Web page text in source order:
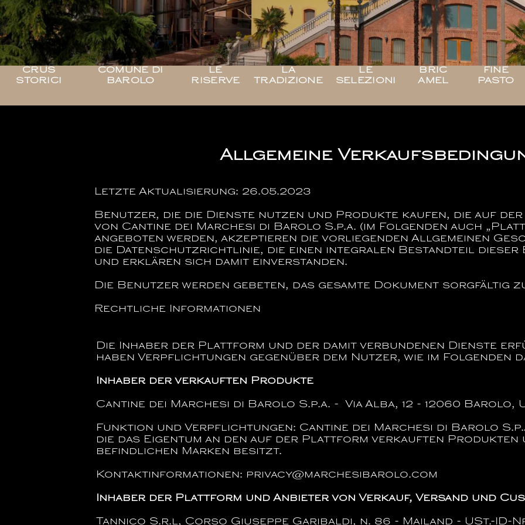
CRUS
STORICI
COMUNE DI
BAROLO
LE
RISERVE
LA
TRADIZIONE
LE
SELEZIONI
BRIC
AMEL
FINE
PASTO
Allgemeine
Letzte Aktualisierung: 26.05.2023
Benutzer, die die Dienste nutzen und Produkte kaufen, die auf
von Cantine dei Marchesi di Barolo S.p.a. (im Folgenden auch
angeboten werden, akzeptieren die vorliegenden Allgemeinen
die Datenschutzrichtlinie, die einen integralen Bestandteil
und erklären sich damit einverstanden.
Die Benutzer werden gebeten, das gesamte Dokument sorgfältig
Rechtliche Informationen
Die Inhaber der Plattform und der damit verbundenen Dienste
haben Verpflichtungen gegenüber dem Nutzer, wie im Folgenden
Inhaber der verkauften Produkte
Cantine dei Marchesi di Barolo S.p.a. - Via Alba, 12 - 12060 Barolo,
Funktion und Verpflichtungen: Cantine dei Marchesi di Barolo
die das Eigentum an den auf der Plattform verkauften Produkten
befindlichen Marken besitzt.
Kontaktinformationen: privacy@marchesibarolo.com
Inhaber der Plattform und Anbieter von Verkauf, Versand und
Tannico S.r.l, Corso Giuseppe Garibaldi, n. 86 - Mailand - USt.-ID-